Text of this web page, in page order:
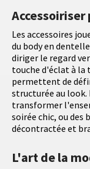
Les accessoires
du body en
diriger le regard
touche d'éclat à la
permettent de
structurée au look.
transformer
soirée chic, ou des
décontractée et
L'art de la